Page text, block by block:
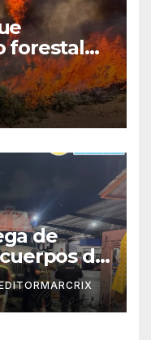
forestal
de
de